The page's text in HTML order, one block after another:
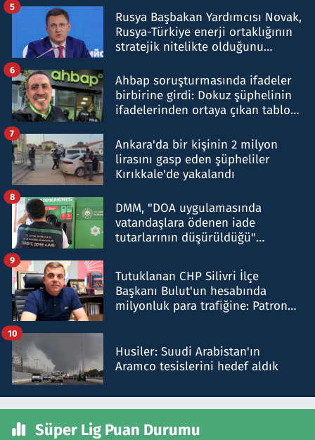
Rusya Başbakan Yardımcısı Novak,
Rusya-Türkiye enerji ortaklığının
stratejik nitelikte olduğunu
5
Ahbap soruşturmasında ifadeler
birbirine girdi: Dokuz şüphelinin
ifadelerinden ortaya çıkan tablo
6
Ankara'da bir kişinin 2 milyon
lirasını gasp eden şüpheliler
Kırıkkale'de yakalandı
7
DMM, "DOA uygulamasında
vatandaşlara ödenen iade
tutarlarının düşürüldüğü"
8
Tutuklanan CHP Silivri İlçe
Başkanı Bulut'un hesabında
milyonluk para trafiğine: Patron
9
Husiler: Suudi Arabistan'ın
Aramco tesislerini hedef aldık
10
Süper Lig Puan Durumu